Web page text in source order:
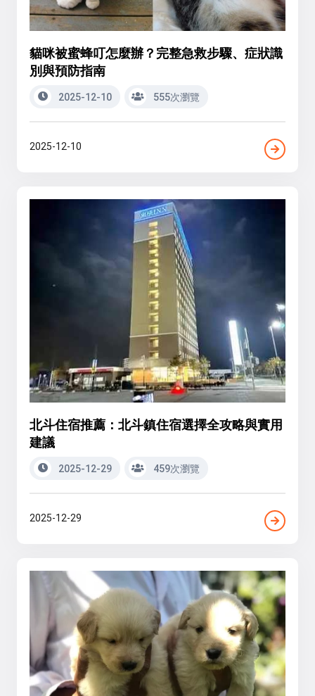
貓咪被蜜蜂叮怎麼辦？完整急救步驟、症狀識
別與預防指南
2025-12-10 555次瀏覽
2025-12-10
北斗住宿推薦：北斗鎮住宿選擇全攻略與實用
建議
2025-12-29 459次瀏覽
2025-12-29